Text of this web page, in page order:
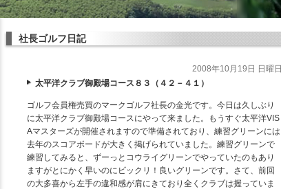
社長ゴルフ日記
2008年10月19日 日曜日
太平洋クラブ御殿場コース８３（４２－４１）
ゴルフ会員権売買のマークゴルフ社長の金光です。今日は久しぶり
に太平洋クラブ御殿場コースにやって来ました。もうすぐ太平洋VIS
Aマスターズが開催されますので準備されており、練習グリーンには
去年のスコアボードが大きく掲げられていました。練習グリーンで
練習してみると、ずーっとコウライグリーンでやっていたのもあり
ますがとにかく早いのにビックリ！良いグリーンです。さて、前回
の大多喜から左手の違和感が肩にきており全くクラブは握っていま